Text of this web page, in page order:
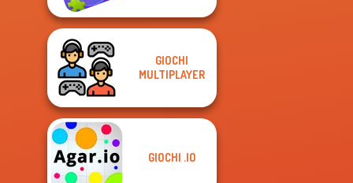
GIOCHI
MULTIPLAYER
GIOCHI .IO